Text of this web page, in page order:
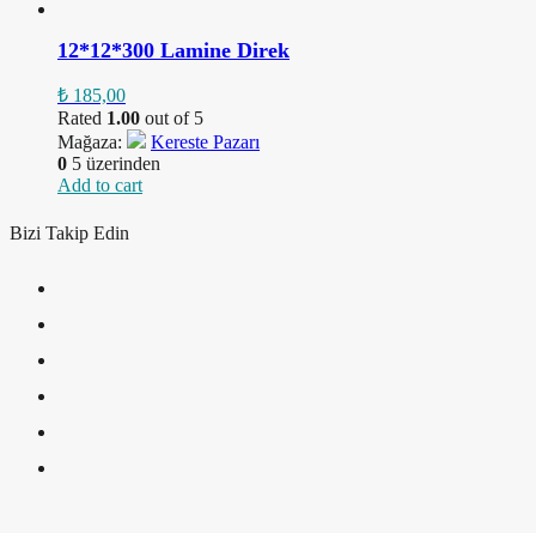
12*12*300 Lamine Direk
₺ 185,00
Rated 1.00 out of 5
Mağaza:
Kereste Pazarı
0 5 üzerinden
Add to cart
Bizi Takip Edin